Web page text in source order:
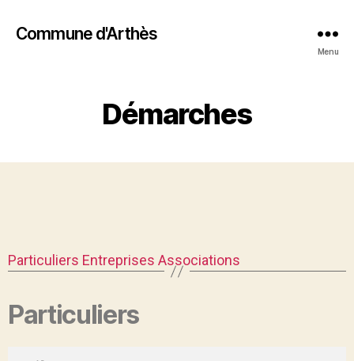
Commune d'Arthès
Menu
Démarches
Particuliers Entreprises Associations
Particuliers